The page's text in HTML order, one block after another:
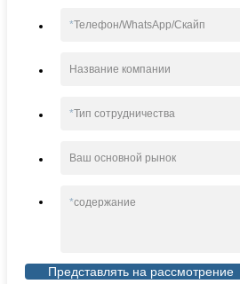
*Телефон/WhatsApp/Скайп
Название компании
*Тип сотрудничества
Ваш основной рынок
*содержание
Представлять на рассмотрение